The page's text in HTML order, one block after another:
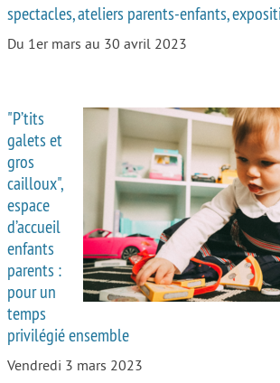
spectacles, ateliers parents-enfants,
Du 1er mars au 30 avril 2023
"P’tits
galets et
gros
cailloux",
espace
d’accueil
enfants
parents :
pour un
temps
privilégié ensemble
Vendredi 3 mars 2023